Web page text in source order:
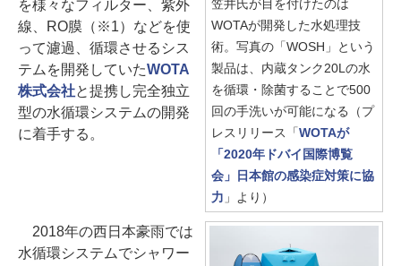
笠井氏が目を付けたのは
WOTAが開発した水処理技
術。写真の「WOSH」という
製品は、内蔵タンク20Lの水
を循環・除菌することで500
回の手洗いが可能になる（プ
レスリリース「WOTAが
「2020年ドバイ国際博覧
会」日本館の感染症対策に協
力 」より）
を様々なフィルター、紫外
線、RO膜（※1）などを使
って濾過、循環させるシス
テムを開発していたWOTA
株式会社と提携し完全独立
型の水循環システムの開発
に着手する。
2018年の西日本豪雨では
水循環システムでシャワー